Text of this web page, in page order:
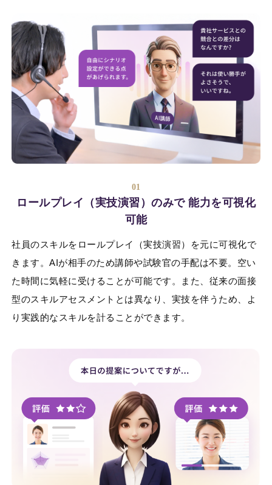
01
ロールプレイ（実技演習）のみで能力を可視化
可能
社員のスキルをロールプレイ（実技演習）を元に可視化で
きます。AIが相手のため講師や試験官の手配は不要。空い
た時間に気軽に受けることが可能です。また、従来の面接
型のスキルアセスメントとは異なり、実技を伴うため、よ
り実践的なスキルを計ることができます。